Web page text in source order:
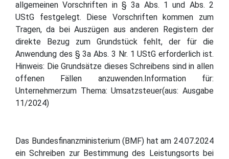
allgemeinen Vorschriften in § 3a Abs. 1 und Abs. 2
UStG festgelegt. Diese Vorschriften kommen zum
Tragen, da bei Auszügen aus anderen Registern der
direkte Bezug zum Grundstück fehlt, der für die
Anwendung des § 3a Abs. 3 Nr. 1 UStG erforderlich ist.
Hinweis: Die Grundsätze dieses Schreibens sind in allen
offenen Fällen anzuwenden.Information für:
Unternehmerzum Thema: Umsatzsteuer(aus: Ausgabe
11/2024)
Das Bundesfinanzministerium (BMF) hat am 24.07.2024
ein Schreiben zur Bestimmung des Leistungsorts bei